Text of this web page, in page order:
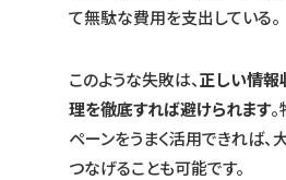
て無駄な費用を支出している。
このような失敗は、正しい情報
理を徹底すれば避けられます
ペーンをうまく活用できれば、
つなげることも可能です。